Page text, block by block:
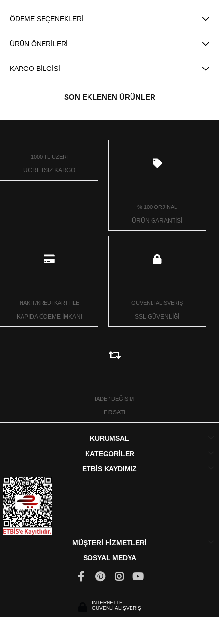
ÖDEME SEÇENEKLERI
ÜRÜN ÖNERILERI
KARGO BILGISI
SON EKLENEN ÜRÜNLER
1000 TL ÜZERİ
ÜCRETSİZ KARGO
% 100 ORJİNAL
ÜRÜN GARANTİSİ
NAKİT/KREDİ KARTI İLE
KAPIDA ÖDEME İMKANI
GÜVENLİ ALIŞVERİŞ
SSL GÜVENLİĞİ
İADE / DEĞİŞİM
FIRSATI
KURUMSAL
KATEGORİLER
ETBİS KAYDIMIZ
MÜŞTERİ HİZMETLERİ
SOSYAL MEDYA
İNTERNETTE
GÜVENLİ ALIŞVERİŞ